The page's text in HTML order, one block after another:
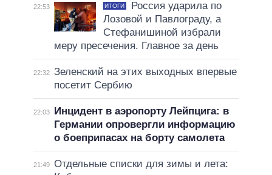
22:53 ИТОГИ
Россия ударила по
Лозовой и Павлограду, а
Стефанишиной избрали
меру пресечения. Главное за день
22:32 Зеленский на этих выходных впервые
посетит Сербию
22:03
Инцидент в аэропорту Лейпцига: в
Германии опровергли информацию
о боеприпасах на борту самолета
21:49 Отдельные списки для зимы и лета: